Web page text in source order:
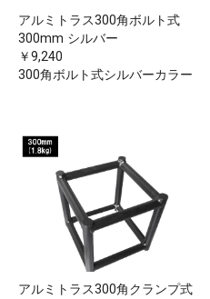
アルミトラス300角ボルト式
300mm シルバー
￥9,240
300角ボルト式シルバーカラー
アルミトラス300角クランプ式